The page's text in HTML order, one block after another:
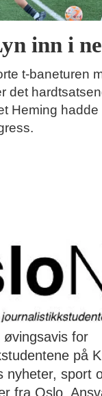
inn i
t-baneturen
det
Heming hadde
øvingsavis for
på
nyheter, sport
fra Oslo.